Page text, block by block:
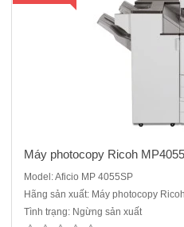
Máy photocopy Ricoh
Model: Aficio MP 4055SP
Hãng sản xuất: Máy photocopy Ricoh
Tình trạng: Ngừng sản xuất
Máy Photocopy Ricoh MP 5055SP
năm 2021 ra mắt sản phẩm Máy
khẩu, Hàng chính hãng , nguyên